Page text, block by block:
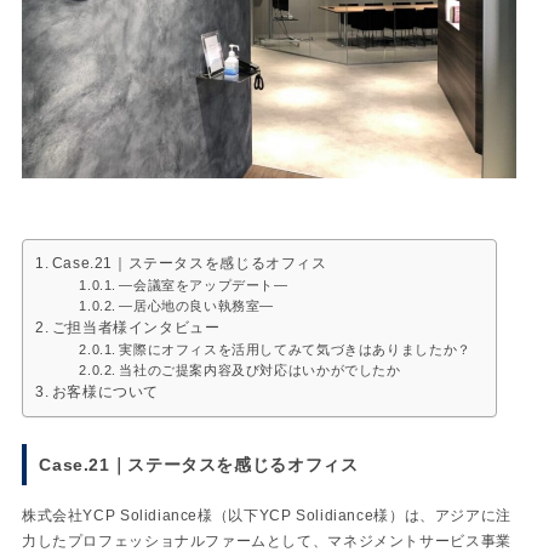
Case.21｜ステータスを感じるオフィス
―会議室をアップデート―
―居心地の良い執務室―
ご担当者様インタビュー
実際にオフィスを活用してみて気づきはありましたか？
当社のご提案内容及び対応はいかがでしたか
お客様について
Case.21 ステータスを感じるオフィス
株式会社YCP Solidiance様（以下YCP Solidiance様）は、アジアに注
力したプロフェッショナルファームとして、マネジメントサービス事業